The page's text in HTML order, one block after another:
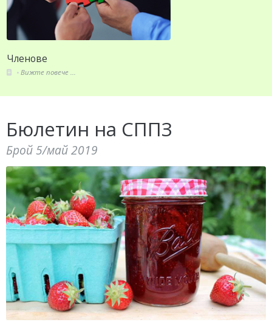
Събития
Вижте повече ...
Бюлетин на СППЗ
Брой 5/май 2019